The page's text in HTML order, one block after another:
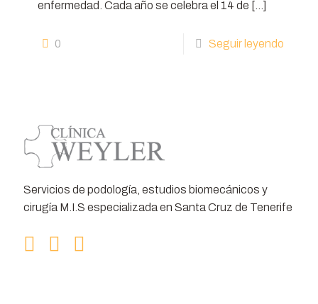
enfermedad. Cada año se celebra el 14 de […]
0 Seguir leyendo
Servicios de podología, estudios biomecánicos y
cirugía M.I.S especializada en Santa Cruz de Tenerife